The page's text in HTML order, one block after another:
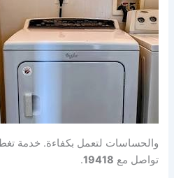
والحساسات لتعمل بكفاءة. خدمة
تواصل مع 19418
.